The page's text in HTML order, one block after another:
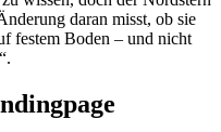
daran misst, ob sie
festem Boden – und nicht